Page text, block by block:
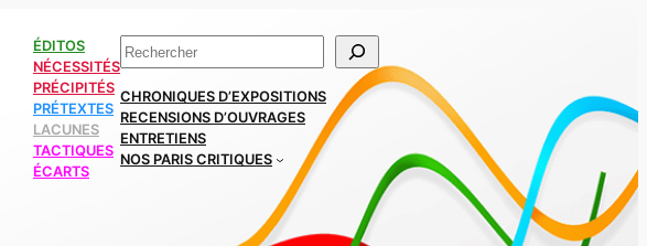
ÉDITOS
NÉCESSITÉS
PRÉCIPITÉS
PRÉTEXTES
LACUNES
TACTIQUES
ÉCARTS
Rechercher
CHRONIQUES D’EXPOSITIONS
RECENSIONS D’OUVRAGES
ENTRETIENS
NOS PARIS CRITIQUES